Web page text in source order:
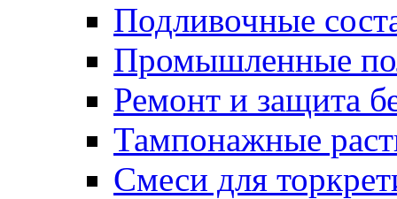
Подливочные
Промышленные
Ремонт и защита
Тампонажные
Смеси для